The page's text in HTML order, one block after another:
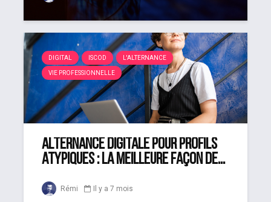
DIGITAL ISCOD L'ALTERNANCE
VIE PROFESSIONNELLE
Alternance digitale pour profils
atypiques : la meilleure façon de...
Rémi Il y a 7 mois